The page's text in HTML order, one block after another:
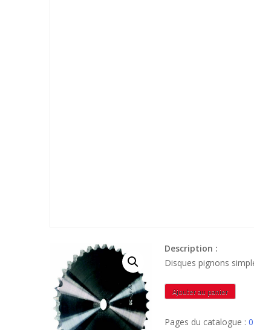
Description :
Disques pignons
quantité
de
Ajouter au panier
Pages du catalogue :